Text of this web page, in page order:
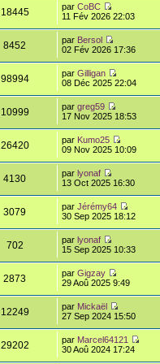
18445 parCoBC
11 Fév 2026 22:03
8452 par Bersol
02 Fév 2026 17:36
98994 parGilligan
08 Déc 2025 22:04
10999 pargreg59
17 Nov 2025 18:53
26420 par Kumo25
09 Nov 2025 10:09
4130 parlyonaf
13 Oct 2025 16:30
3079 parJérémy64
30 Sep 2025 18:12
702 parlyonaf
15 Sep 2025 10:33
2873 parGigzay
29 Aoû 2025 9:49
12249 par Mickaël
27 Sep 2024 15:50
29202 par Marcel64121
30 Aoû 2024 17:24